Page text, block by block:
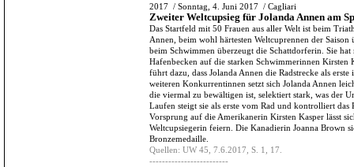
2017 / Sonntag, 4. Juni 2017 / Cagliari
Zweiter Weltcupsieg für Jolanda Annen am
Das Startfeld mit 50 Frauen aus aller Welt ist beim
Annen, beim wohl härtesten Weltcuprennen der
beim Schwimmen überzeugt die Schattdorferin. Sie
Hafenbecken auf die starken Schwimmerinnen
führt dazu, dass Jolanda Annen die Radstrecke als
weiteren Konkurrentinnen setzt sich Jolanda Annen
die viermal zu bewältigen ist, selektiert stark, was der
Laufen steigt sie als erste vom Rad und kontrolliert
Vorsprung auf die Amerikanerin Kirsten Kasper lässt
Weltcupsiegerin feiern. Die Kanadierin Joanna Brown
Bronzemedaille.
Quellen: UW 45, 7.6.2017, S. 1, 17.
-------------------------